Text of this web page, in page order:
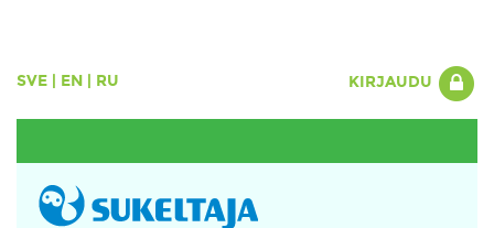
SVE EN RU KIRJAUDU